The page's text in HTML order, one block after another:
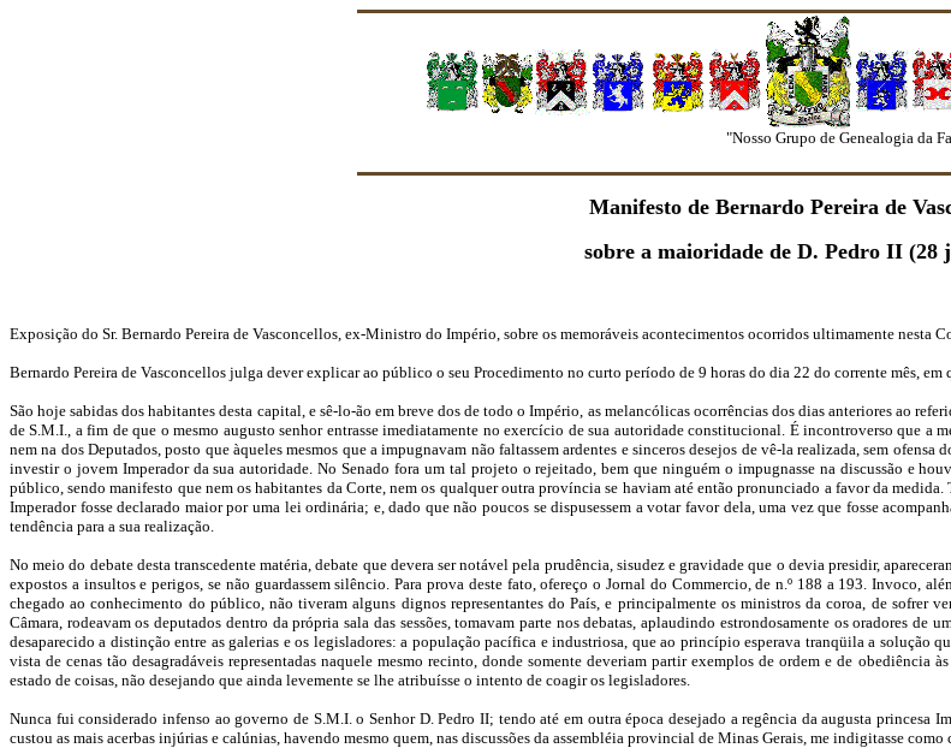
"Nosso Grupo de Genealogia da Familia
Manifesto de Bernardo Pereira de
sobre a maioridade de D. Pedro II (28
Exposição do Sr. Bernardo Pereira de Vasconcellos, ex-Ministro do Império, sobre os memoráveis acontecimentos ocorridos ultimamente nesta
Bernardo Pereira de Vasconcellos julga dever explicar ao público o seu Procedimento no curto período de 9 horas do dia 22 do corrente mês,
São hoje sabidas dos habitantes desta capital, e sê-lo-ão em breve dos de todo o Império, as melancólicas ocorrências dos dias anteriores ao
de S.M.I., a fim de que o mesmo augusto senhor entrasse imediatamente no exercício de sua autoridade constitucional. É incontroverso que a
nem na dos Deputados, posto que àqueles mesmos que a impugnavam não faltassem ardentes e sinceros desejos de vê-la realizada, sem
investir o jovem Imperador da sua autoridade. No Senado fora um tal projeto o rejeitado, bem que ninguém o impugnasse na discussão e
público, sendo manifesto que nem os habitantes da Corte, nem os qualquer outra província se haviam até então pronunciado a favor da
Imperador fosse declarado maior por uma lei ordinária; e, dado que não poucos se dispusessem a votar favor dela, uma vez que fosse
tendência para a sua realização.
No meio do debate desta transcedente matéria, debate que devera ser notável pela prudência, sisudez e gravidade que o devia presidir,
expostos a insultos e perigos, se não guardassem silêncio. Para prova deste fato, ofereço o Jornal do Commercio, de n.º 188 a 193. Invoco,
chegado ao conhecimento do público, não tiveram alguns dignos representantes do País, e principalmente os ministros da coroa, de sofrer
Câmara, rodeavam os deputados dentro da própria sala das sessões, tomavam parte nos debatas, aplaudindo estrondosamente os oradores
desaparecido a distinção entre as galerias e os legisladores: a população pacífica e industriosa, que ao princípio esperava tranqüila a solução
vista de cenas tão desagradáveis representadas naquele mesmo recinto, donde somente deveriam partir exemplos de ordem e de obediência
estado de coisas, não desejando que ainda levemente se lhe atribuísse o intento de coagir os legisladores.
Nunca fui considerado infenso ao governo de S.M.I. o Senhor D. Pedro II; tendo até em outra época desejado a regência da augusta princesa
custou as mais acerbas injúrias e calúnias, havendo mesmo quem, nas discussões da assembléia provincial de Minas Gerais, me indigitasse